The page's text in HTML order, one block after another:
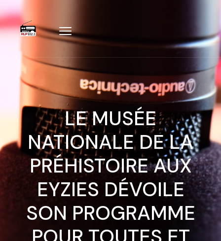
LE MUSÉE
NATIONALE DE LA
PRÉHISTOIRE AUX
EYZIES DÉVOILE
SON PROGRAMME